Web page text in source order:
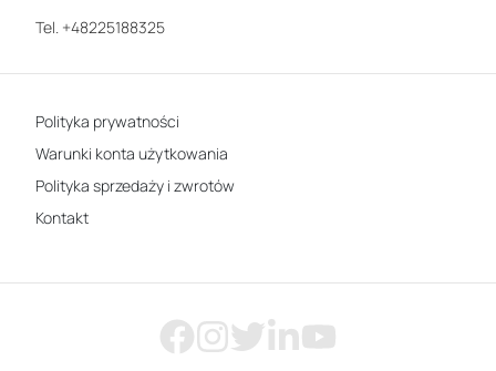
Tel. +48225188325
Polityka prywatności
Warunki konta użytkowania
Polityka sprzedaży i zwrotów
Kontakt